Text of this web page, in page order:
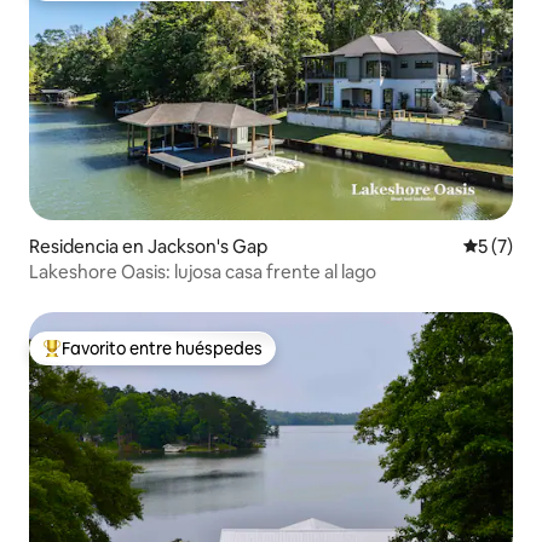
Residencia en Jackson's Gap
5 (7)
Lakeshore Oasis: lujosa casa frente al lago
De los mejores en Favorito entre huéspedes
Favorito entre huéspedes